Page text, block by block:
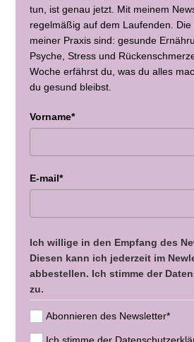
tun, ist genau jetzt. Mit meinem
regelmäßig auf dem Laufenden. Die
meiner Praxis sind: gesunde
Psyche, Stress und
Woche erfährst du, was du alles
du gesund bleibst.
Vorname*
E-mail*
Ich willige in den Empfang des
Diesen kann ich jederzeit im
abbestellen. Ich stimme der
zu.
Abonnieren des Newsletter*
Ich stimme der